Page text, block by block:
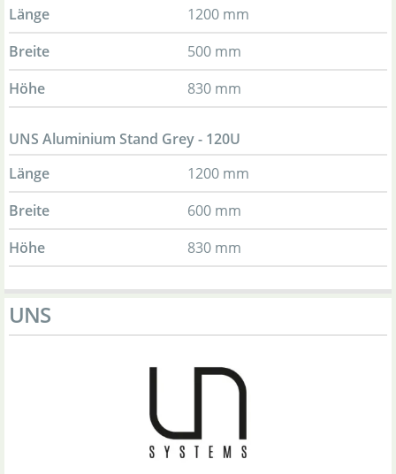
Länge
1200 mm
Breite
500 mm
Höhe
830 mm
UNS Aluminium Stand Grey - 120U
Länge
1200 mm
Breite
600 mm
Höhe
830 mm
UNS